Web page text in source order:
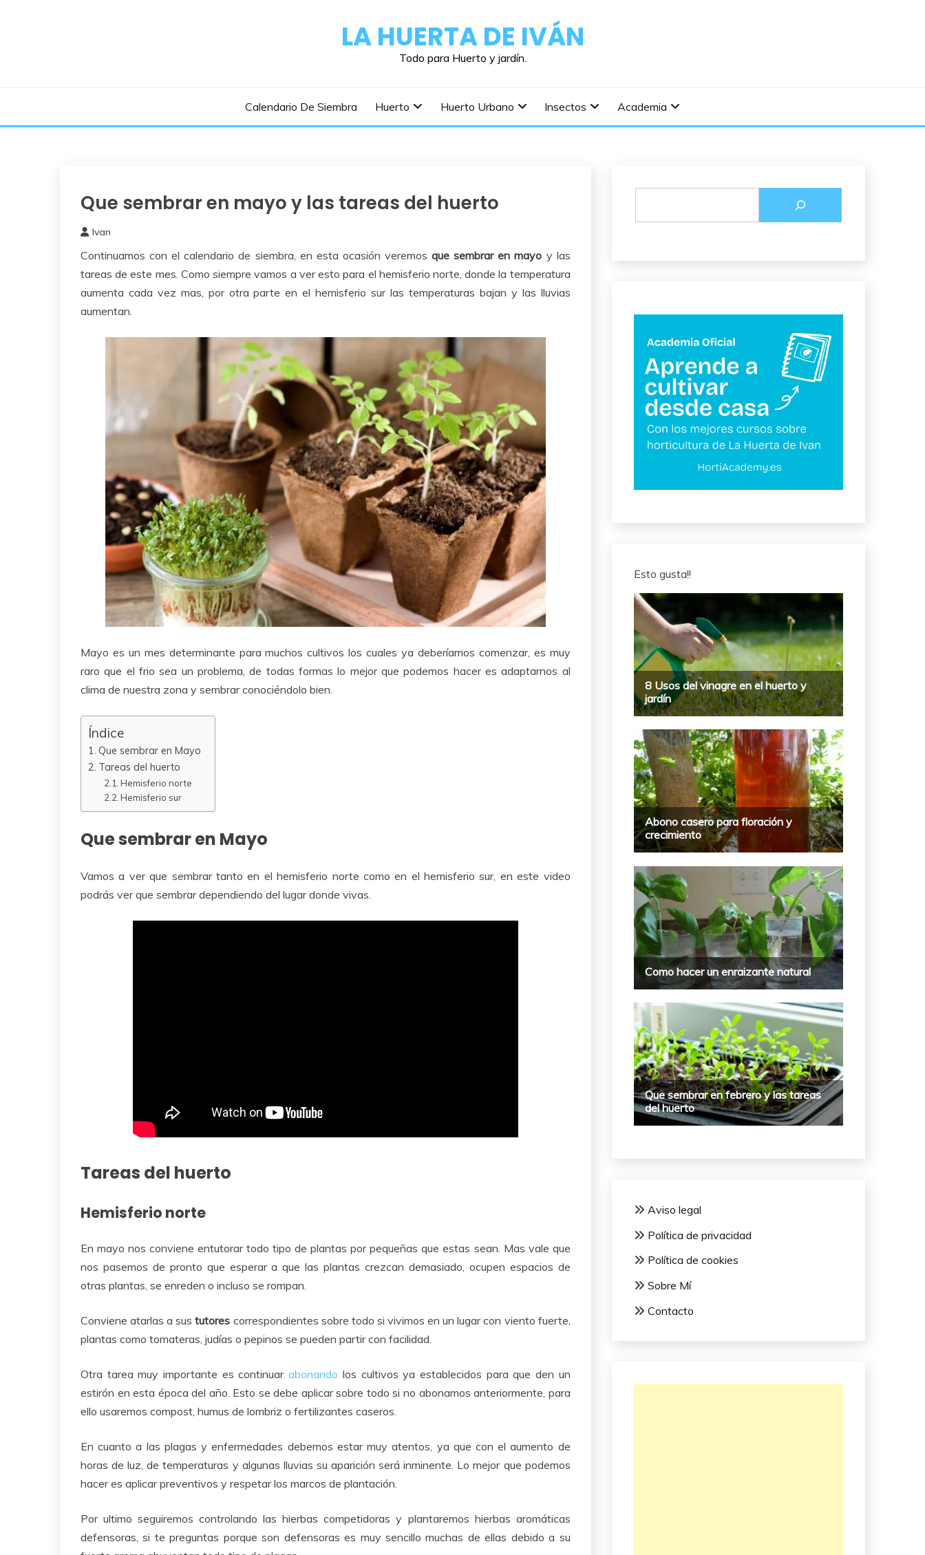
LA HUERTA DE IVÁN
Todo para Huerto y jardín.
Calendario De Siembra Huerto Huerto Urbano Insectos Academia
Como
Sembrar
o
Que sembrar en mayo y las tareas del huerto
abril,
2021
Ivan
Continuamos con el calendario de siembra, en esta ocasión veremosque sembrar en mayo y las
tareas de este mes. Como siempre vamos a ver esto para el hemisferio norte, donde la temperatura
aumenta cada vez mas, por otra parte en el hemisferio sur las temperaturas bajan y las lluvias
aumentan.
Mayo es un mes determinante para muchos cultivos los cuales ya deberíamos comenzar, es muy
raro que el frio sea un problema, de todas formas lo mejor que podemos hacer es adaptarnos al
clima de nuestra zona y sembrar conociéndolo bien.
Índice
Que sembrar en Mayo
Tareas del huerto
Hemisferio norte
Hemisferio sur
Que sembrar en Mayo
Vamos a ver que sembrar tanto en el hemisferio norte como en el hemisferio sur, en este video
podrás ver que sembrar dependiendo del lugar donde vivas.
Tareas del huerto
Hemisferio norte
En mayo nos conviene entutorar todo tipo de plantas por pequeñas que estas sean. Mas vale que
nos pasemos de pronto que esperar a que las plantas crezcan demasiado, ocupen espacios de
otras plantas, se enreden o incluso se rompan.
Conviene atarlas a sustutores correspondientes sobre todo si vivimos en un lugar con viento fuerte,
plantas como tomateras, judías o pepinos se pueden partir con facilidad.
Otra tarea muy importante es continuarabonando los cultivos ya establecidos para que den un
estirón en esta época del año. Esto se debe aplicar sobre todo si no abonamos anteriormente, para
ello usaremos compost, humus de lombriz o fertilizantes caseros.
En cuanto a las plagas y enfermedades debemos estar muy atentos, ya que con el aumento de
horas de luz, de temperaturas y algunas lluvias su aparición será inminente. Lo mejor que podemos
hacer es aplicar preventivos y respetar los marcos de plantación.
Por ultimo seguiremos controlando las hierbas competidoras y plantaremos hierbas aromáticas
defensoras, si te preguntas porque son defensoras es muy sencillo muchas de ellas debido a su
Esto gusta!!
Aviso legal
Política de privacidad
Política de cookies
Sobre Mí
Contacto